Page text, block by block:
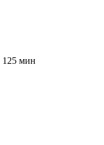
125 мин